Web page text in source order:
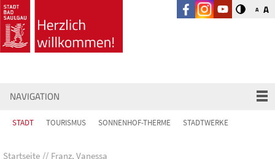
A A
NAVIGATION
STADT TOURISMUS SONNENHOF-THERME STADTWERKE
Startseite Franz, Vanessa